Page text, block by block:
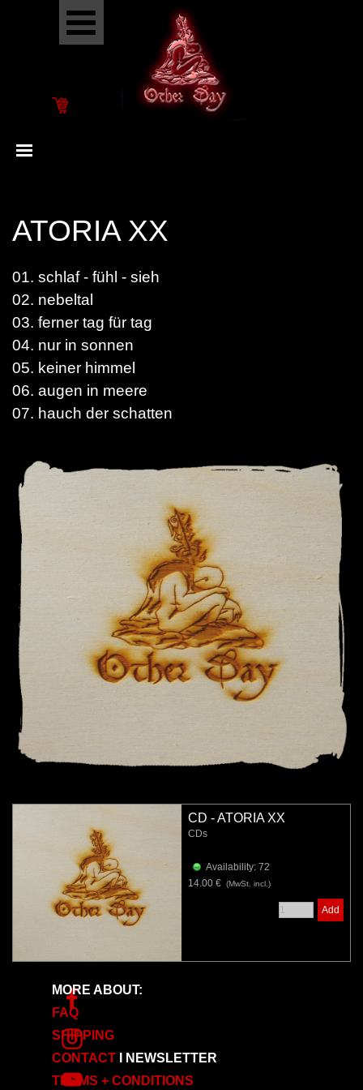
Skip menu
ATORIA XX
01. schlaf - fühl - sieh
02. nebeltal
03. ferner tag für tag
04. nur in sonnen
05. keiner himmel
06. augen in meere
07. hauch der schatten
CD - ATORIA XX
CDs
Availability: 72
14.00 € (MwSt. incl.)
Add
MORE ABOUT:
FAQ
SHIPPING
CONTACT
NEWSLETTER
TERMS + CONDITIONS